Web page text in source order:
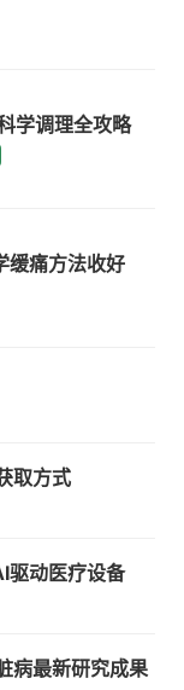
学调理全攻略
缓痛方法收好
取方式
驱动医疗设备
病最新研究成果